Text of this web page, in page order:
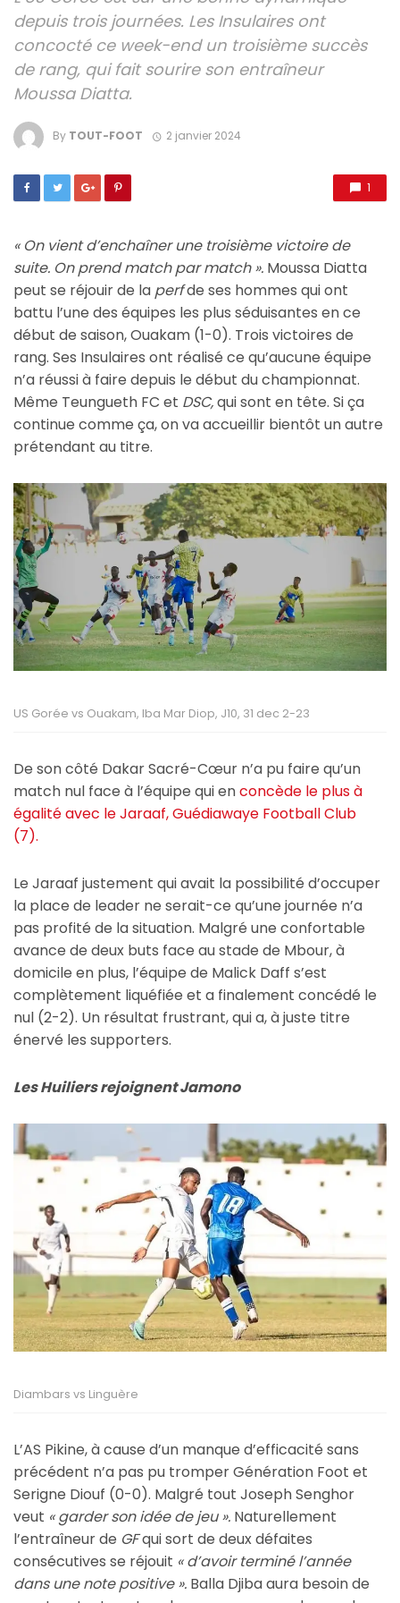
depuis trois journées. Les Insulaires ont
concocté ce week-end un troisième succès
de rang, qui fait sourire son entraîneur
Moussa Diatta.
By TOUT-FOOT 2 janvier 2024
1
« On vient d’enchaîner une troisième victoire de
suite. On prend match par match ». Moussa Diatta
peut se réjouir de la perfde ses hommes qui ont
battu l’une des équipes les plus séduisantes en ce
début de saison, Ouakam (1-0). Trois victoires de
rang. Ses Insulaires ont réalisé ce qu’aucune équipe
n’a réussi à faire depuis le début du championnat.
Même Teungueth FC et DSC,qui sont en tête. Si ça
continue comme ça, on va accueillir bientôt un autre
prétendant au titre.
US Gorée vs Ouakam, Iba Mar Diop, J10, 31 dec 2-23
De son côté Dakar Sacré-Cœur n’a pu faire qu’un
match nul face à l’équipe qui enconcède le plus à
égalité avec le Jaraaf, Guédiawaye Football Club
(7).
Le Jaraaf justement qui avait la possibilité d’occuper
la place de leader ne serait-ce qu’une journée n’a
pas profité de la situation. Malgré une confortable
avance de deux buts face au stade de Mbour, à
domicile en plus, l’équipe de Malick Daff s’est
complètement liquéfiée et a finalement concédé le
nul (2-2). Un résultat frustrant, qui a, à juste titre
énervé les supporters.
Les Huiliers rejoignent Jamono
Diambars vs Linguère
L’AS Pikine, à cause d’un manque d’efficacité sans
précédent n’a pas pu tromper Génération Foot et
Serigne Diouf (0-0). Malgré tout Joseph Senghor
veut « garder son idée de jeu ». Naturellement
l’entraîneur de GFqui sort de deux défaites
consécutives se réjouit « d’avoir terminé l’année
dans une note positive ». Balla Djiba aura besoin de